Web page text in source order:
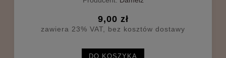
9,00 zł
zawiera 23% VAT, bez kosztów dostawy
DO KOSZYKA